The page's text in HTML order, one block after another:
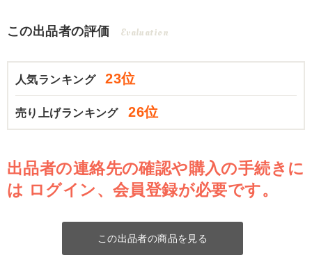
この出品者の評価 Evaluation
人気ランキング 23位
売り上げランキング 26位
出品者の連絡先の確認や購入の手続きに
は ログイン、会員登録が必要です。
この出品者の商品を見る